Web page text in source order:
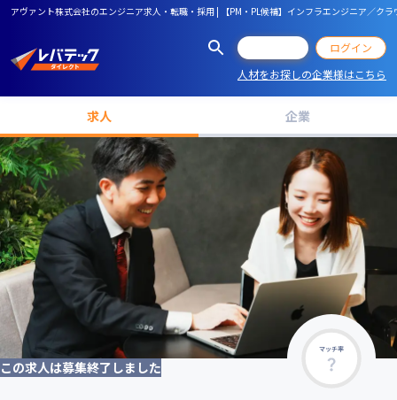
アヴァント株式会社のエンジニア求人・転職・採用 | 【PM・PL候補】インフラエンジニア／
ログイン
人材をお探しの企業様はこちら
求人 企業
マッチ率
この求人は募集終了しました